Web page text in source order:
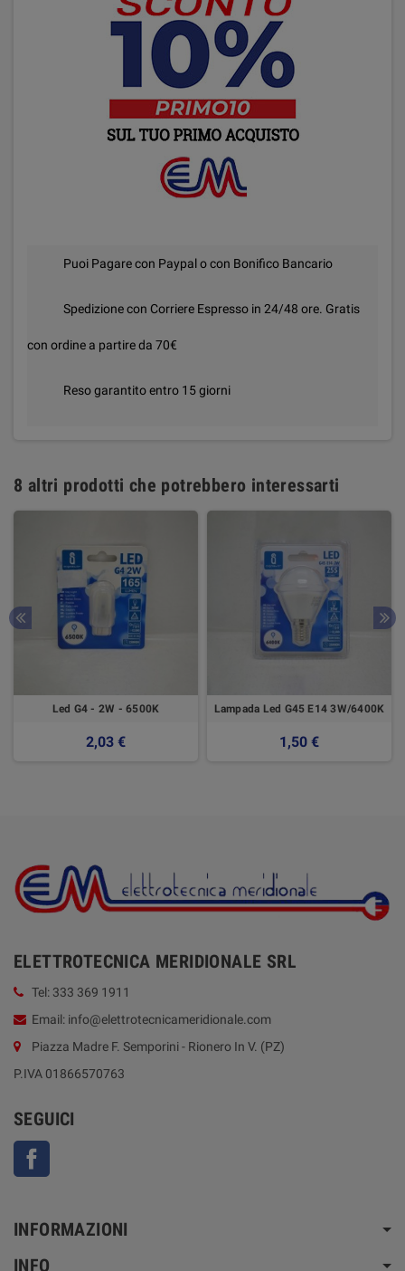
Puoi Pagare con Paypal o con Bonifico Bancario
Spedizione con Corriere Espresso in 24/48 ore. Gratis
con ordine a partire da 70€
Reso garantito entro 15 giorni
8 altri prodotti che potrebbero interessarti
Led G4 - 2W - 6500K
2,03 €
Lampada Led G45 E14 3W/6400K
1,50 €
ELETTROTECNICA MERIDIONALE SRL
Tel: 333 369 1911
Email: info@elettrotecnicameridionale.com
Piazza Madre F. Semporini - Rionero In V. (PZ)
P.IVA 01866570763
SEGUICI
INFORMAZIONI
INFO